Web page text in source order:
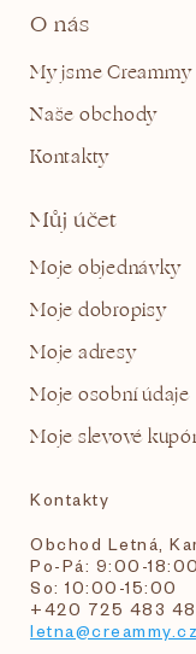
O nás
My jsme Creammy
Naše obchody
Kontakty
Můj účet
Moje objednávky
Moje dobropisy
Moje adresy
Moje osobní údaje
Moje slevové
Kontakty
Obchod Letná,
Po-Pá: 9:00-18:00
So: 10:00-15:00
+420 725 483
letna@creammy.cz